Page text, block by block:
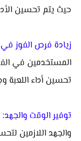
حيث يتم تحسين
زيادة فرص الفوز في
المستخدمين في
تحسين أداء اللعبة
توفير الوقت والجهد:
والجهد اللازمين